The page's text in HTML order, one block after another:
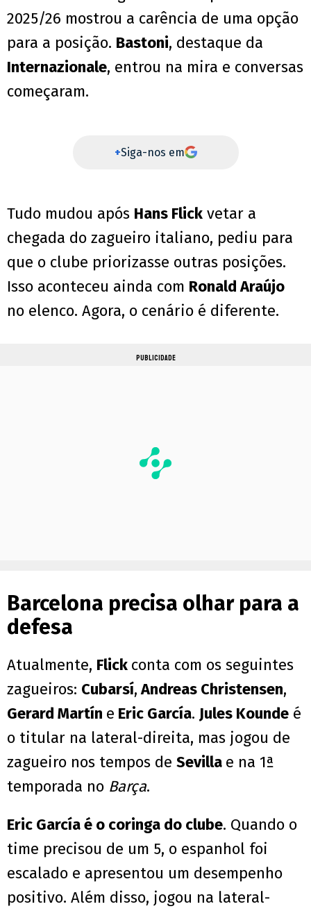
2025/26 mostrou a carência de uma opção
para a posição. Bastoni, destaque da
Internazionale, entrou na mira e conversas
começaram.
+Siga-nos em
Tudo mudou após Hans Flick vetar a
chegada do zagueiro italiano, pediu para
que o clube priorizasse outras posições.
Isso aconteceu ainda com Ronald Araújo
no elenco. Agora, o cenário é diferente.
PUBLICIDADE
Barcelona precisa olhar para a
defesa
Atualmente, Flick conta com os seguintes
zagueiros: Cubarsí,Andreas Christensen,
Gerard Martín e Eric García. Jules Kounde é
o titular na lateral-direita, mas jogou de
zagueiro nos tempos de Sevilla e na 1ª
temporada no Barça.
Eric García é o coringa do clube. Quando o
time precisou de um 5, o espanhol foi
escalado e apresentou um desempenho
positivo. Além disso, jogou na lateral-